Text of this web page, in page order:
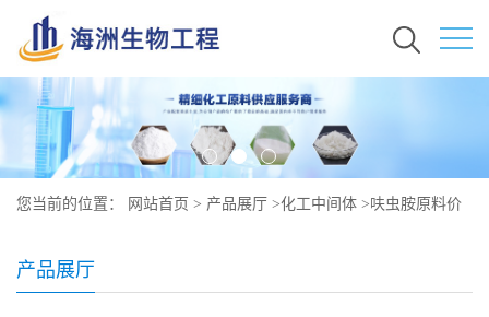
您当前的位置： 网站首页 > 产品展厅 >化工中间体 >呋虫胺原料价
产品展厅